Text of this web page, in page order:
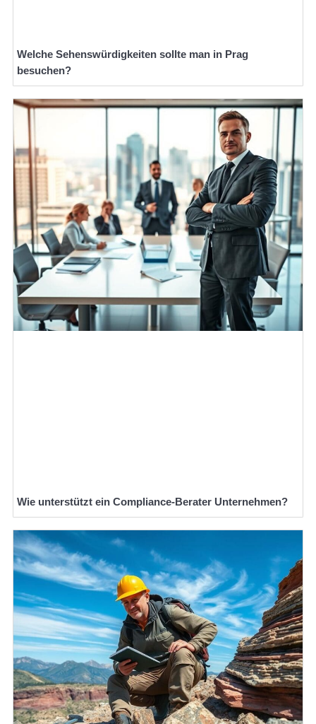
Welche Sehenswürdigkeiten sollte man in Prag
besuchen?
Wie unterstützt ein Compliance-Berater Unternehmen?